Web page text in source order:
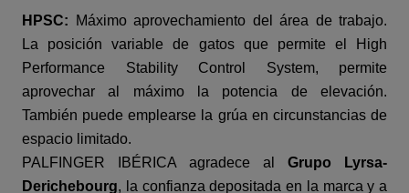
HPSC: Máximo aprovechamiento del área de trabajo.
La posición variable de gatos que permite el High
Performance Stability Control System, permite
aprovechar al máximo la potencia de elevación.
También puede emplearse la grúa en circunstancias de
espacio limitado.
PALFINGER IBÉRICA agradece al Grupo Lyrsa-
Derichebourg, la confianza depositada en la marca y a